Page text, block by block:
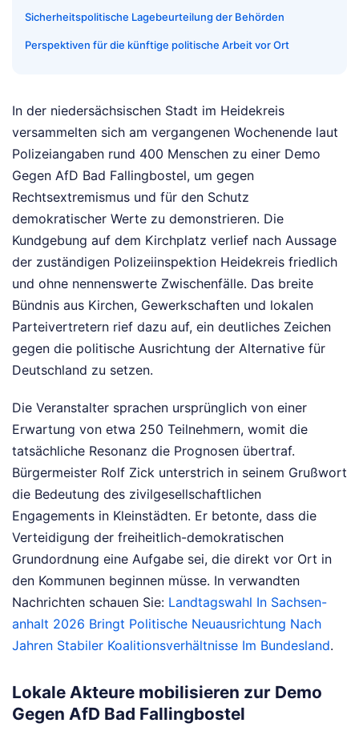
Sicherheitspolitische Lagebeurteilung der Behörden
Perspektiven für die künftige politische Arbeit vor Ort
In der niedersächsischen Stadt im Heidekreis
versammelten sich am vergangenen Wochenende laut
Polizeiangaben rund 400 Menschen zu einer Demo
Gegen AfD Bad Fallingbostel, um gegen
Rechtsextremismus und für den Schutz
demokratischer Werte zu demonstrieren. Die
Kundgebung auf dem Kirchplatz verlief nach Aussage
der zuständigen Polizeiinspektion Heidekreis friedlich
und ohne nennenswerte Zwischenfälle. Das breite
Bündnis aus Kirchen, Gewerkschaften und lokalen
Parteivertretern rief dazu auf, ein deutliches Zeichen
gegen die politische Ausrichtung der Alternative für
Deutschland zu setzen.
Die Veranstalter sprachen ursprünglich von einer
Erwartung von etwa 250 Teilnehmern, womit die
tatsächliche Resonanz die Prognosen übertraf.
Bürgermeister Rolf Zick unterstrich in seinem Grußwort
die Bedeutung des zivilgesellschaftlichen
Engagements in Kleinstädten. Er betonte, dass die
Verteidigung der freiheitlich-demokratischen
Grundordnung eine Aufgabe sei, die direkt vor Ort in
den Kommunen beginnen müsse. In verwandten
Nachrichten schauen Sie: Landtagswahl In Sachsen-
anhalt 2026 Bringt Politische Neuausrichtung Nach
Jahren Stabiler Koalitionsverhältnisse Im Bundesland.
Lokale Akteure mobilisieren zur Demo
Gegen AfD Bad Fallingbostel